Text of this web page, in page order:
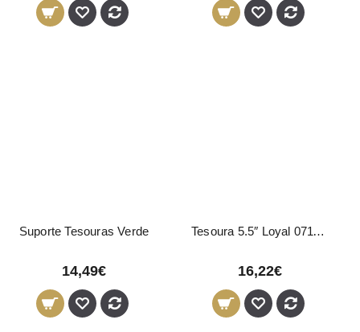
Suporte Tesouras Verde
14,49€
Tesoura 5.5″ Loyal 07119 Eurostil
16,22€